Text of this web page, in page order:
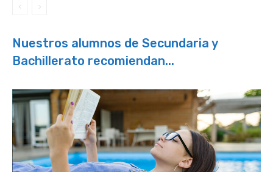
Nuestros alumnos de Secundaria y
Bachillerato recomiendan...